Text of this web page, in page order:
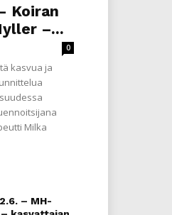
Koiran
–...
0
kasvua ja
Milka
– MH-